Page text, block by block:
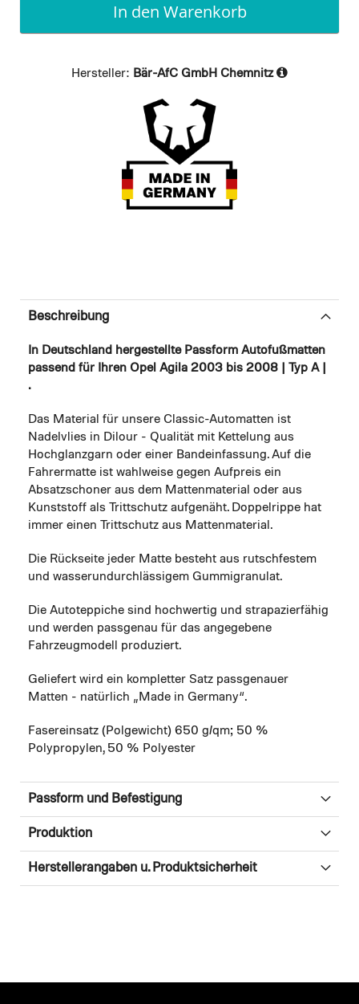
In den Warenkorb
Hersteller: Bär-AfC GmbH Chemnitz
Beschreibung
In Deutschland hergestellte Passform Autofußmatten
passend für Ihren Opel Agila 2003 bis 2008 | Typ A |
.
Das Material für unsere Classic-Automatten ist
Nadelvlies in Dilour - Qualität mit Kettelung aus
Hochglanzgarn oder einer Bandeinfassung. Auf die
Fahrermatte ist wahlweise gegen Aufpreis ein
Absatzschoner aus dem Mattenmaterial oder aus
Kunststoff als Trittschutz aufgenäht. Doppelrippe hat
immer einen Trittschutz aus Mattenmaterial.
Die Rückseite jeder Matte besteht aus rutschfestem
und wasserundurchlässigem Gummigranulat.
Die Autoteppiche sind hochwertig und strapazierfähig
und werden passgenau für das angegebene
Fahrzeugmodell produziert.
Geliefert wird ein kompletter Satz passgenauer
Matten - natürlich „Made in Germany“.
Fasereinsatz (Polgewicht) 650 g/qm; 50 %
Polypropylen, 50 % Polyester
Passform und Befestigung
Produktion
Herstellerangaben u. Produktsicherheit